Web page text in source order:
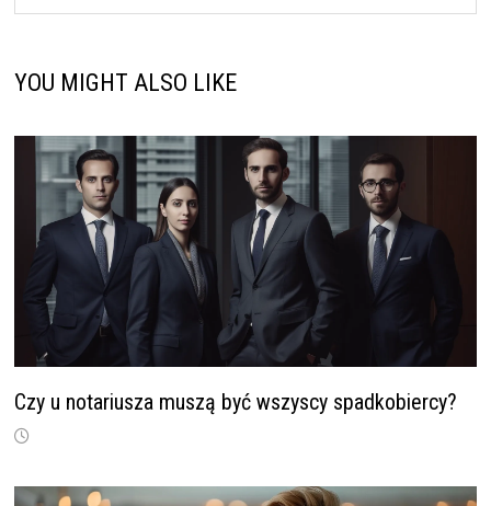
YOU MIGHT ALSO LIKE
Czy u notariusza muszą być wszyscy spadkobiercy?